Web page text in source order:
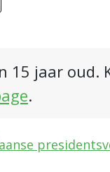
15 jaar
.